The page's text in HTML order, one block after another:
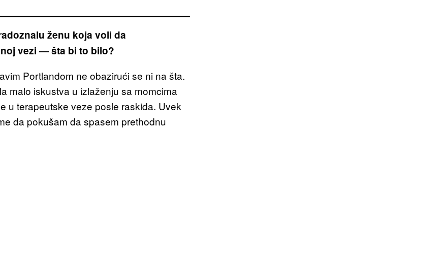
ženu koja voli da
vezi — šta bi to bilo?
Portlandom ne obazirući se ni na šta.
malo iskustva u izlaženju sa momcima
u terapeutske veze posle raskida. Uvek
da pokušam da spasem prethodnu